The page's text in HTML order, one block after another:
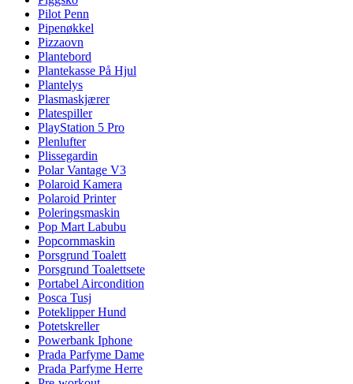
Pilot Penn
Pipenøkkel
Pizzaovn
Plantebord
Plantekasse På Hjul
Plantelys
Plasmaskjærer
Platespiller
PlayStation 5 Pro
Plenlufter
Plissegardin
Polar Vantage V3
Polaroid Kamera
Polaroid Printer
Poleringsmaskin
Pop Mart Labubu
Popcornmaskin
Porsgrund Toalett
Porsgrund Toalettsete
Portabel Aircondition
Posca Tusj
Poteklipper Hund
Potetskreller
Powerbank Iphone
Prada Parfyme Dame
Prada Parfyme Herre